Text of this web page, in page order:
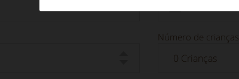
Número de crianças